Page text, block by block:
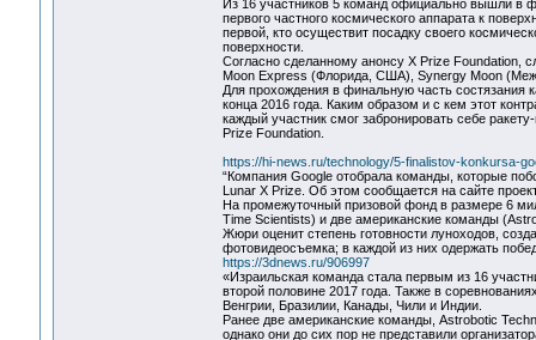
Из 16 участников 5 команд официально вышли в
первого частного космического аппарата к
первой, кто осуществит посадку своего
поверхности.
Согласно сделанному анонсу X Prize Foundation,
Moon Express (Флорида, США), Synergy Moon
Для прохождения в финальную часть состязания
конца 2016 года. Каким образом и с кем этот
каждый участник смог забронировать себе
Prize Foundation.
https://hi-news.ru/technology/5-finalistov-konkursa-
“Компания Google отобрала команды, которые
Lunar X Prize. Об этом сообщается на сайте
На промежуточный призовой фонд в размере 6
Time Scientists) и две американские команды
Жюри оценит степень готовности луноходов,
фотовидеосъемка; в каждой из них одержать
https://3dnews.ru/906997
«Израильская команда стала первым из 16
второй половине 2017 года. Также в
Венгрии, Бразилии, Канады, Чили и Индии.
Ранее две американские команды, Astrobotic
однако они до сих пор не представили